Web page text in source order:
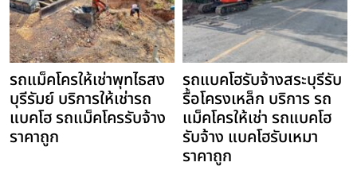
รถแม็คโครให้เช่าพุทไธสง
บุรีรัมย์ บริการให้เช่ารถ
แบคโฮ รถแม็คโครรับจ้าง
ราคาถูก
รถแบคโฮรับจ้างสระบุรีรับ
รื้อโครงเหล็ก บริการ รถ
แม็คโครให้เช่า รถแบคโฮ
รับจ้าง แบคโฮรับเหมา
ราคาถูก